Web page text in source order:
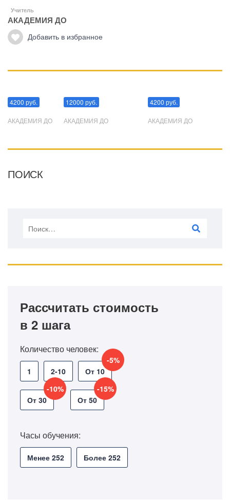
Учитель
АКАДЕМИЯ ДО
Добавить в избранное
4200 руб.
АКАДЕМИЯ ДО
12000 руб.
АКАДЕМИЯ ДО
4200 руб.
АКАДЕМИЯ ДО
ПОИСК
Рассчитать стоимость
в 2 шага
Количество человек:
1 2-10 От 10
-5%
От 30
-10%
От 50
-15%
Часы обучения:
Менее 252 Более 252